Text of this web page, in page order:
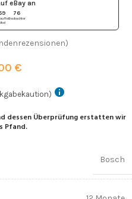
eBayan
76
Beobachter
€
dessen Überprüfung erstatten wir
Pfand.
Bosch